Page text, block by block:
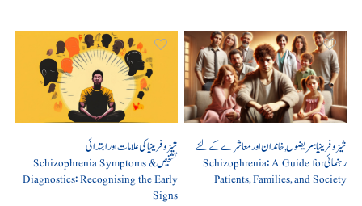
شیزوفرینیا: مریضوں, خاندان اور معاشرے کے لئے
رہنمائی Schizophrenia: A Guide for
Patients, Families, and Society
شیزوفرینیا کی علامات اور ابتدائی
تشخیص Schizophrenia Symptoms &
Diagnostics: Recognising the Early
Signs